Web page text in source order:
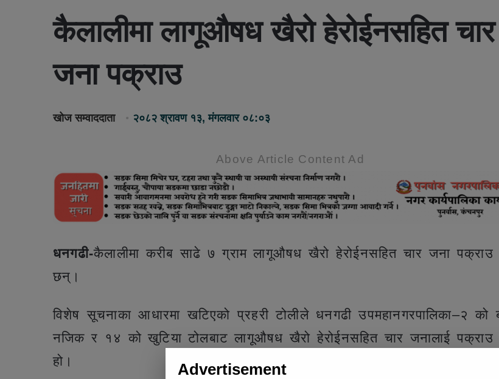
कैलालीमा लागूऔषध खैरो हेरोईनसहित चार
जना पक्राउ
खोज सम्वाददाता २०८२ श्रावण १३, मंगलवार ०८:०३
Above Article Content Ad
धनगढी-कैलालीमा करीब साढे ७ ग्राम लागूऔषध खैरो हेरोईनसहित चार जना पक्राउ
छन्।
विशेष सूचनाका आधारमा खटिएको प्रहरी टोलीले धनगढी उपमहानगरपालिका–२ को
नजिक र १४ को खुटिया टोलबाट लागूऔषध खैरो हेरोईनसहित चार जनालाई पक्राउ
हो।
Advertisement